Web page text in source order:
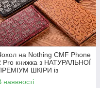
на Nothing CMF Phone
Pro книжка з НАТУРАЛЬНОЇ
ШКІРИ із
протиударний
"JACOSA"
наявності